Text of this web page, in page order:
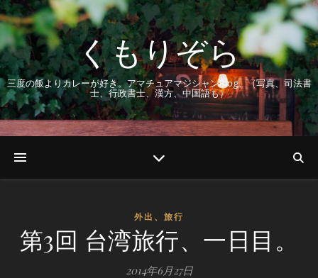
くもりぞら
三度の飯よりカレーが好き。アマチュアマジシャンBlog。（写真、司法書
士、行政書士、漢方、中国語も）
外出、旅行
第3回 台湾旅行、一日目。
2014年6月27日